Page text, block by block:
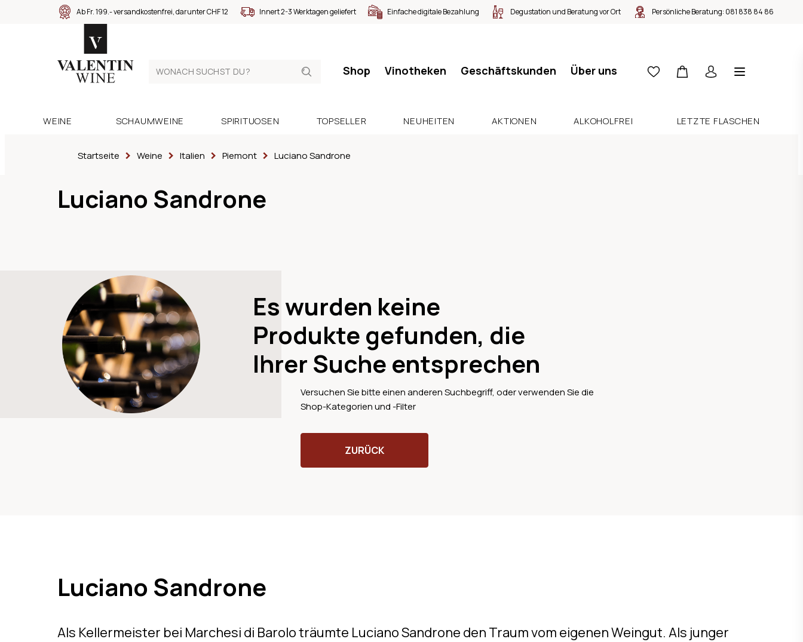
Ab Fr. 199.- versandkostenfrei, darunter CHF 12 Innert 2-3 Werktagen geliefert Einfache digitale Bezahlung Degustation und Beratung vor Ort Persönliche Beratung: 081 838 84 86
Shop Vinotheken Geschäftskunden Über uns
WEINE SCHAUMWEINE SPIRITUOSEN TOPSELLER NEUHEITEN AKTIONEN ALKOHOLFREI LETZTE FLASCHEN
Startseite Weine Italien Piemont Luciano Sandrone
Luciano Sandrone
Es wurden keine
Produkte gefunden, die
Ihrer Suche entsprechen
Versuchen Sie bitte einen anderen Suchbegriff, oder verwenden Sie die
Shop-Kategorien und -Filter
ZURÜCK
Luciano Sandrone
Als Kellermeister bei Marchesi di Barolo träumte Luciano Sandrone den Traum vom eigenen Weingut. Als junger